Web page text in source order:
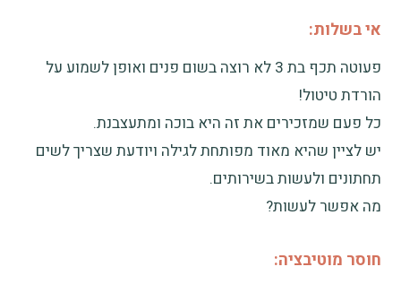
אי בשלות:
פעוטה תכף בת 3 לא רוצה בשום פנים ואופן לשמוע על
הורדת טיטול!
כל פעם שמזכירים את זה היא בוכה ומתעצבנת.
יש לציין שהיא מאוד מפותחת לגילה ויודעת שצריך לשים
תחתונים ולעשות בשירותים.
מה אפשר לעשות?
חוסר מוטיבציה: